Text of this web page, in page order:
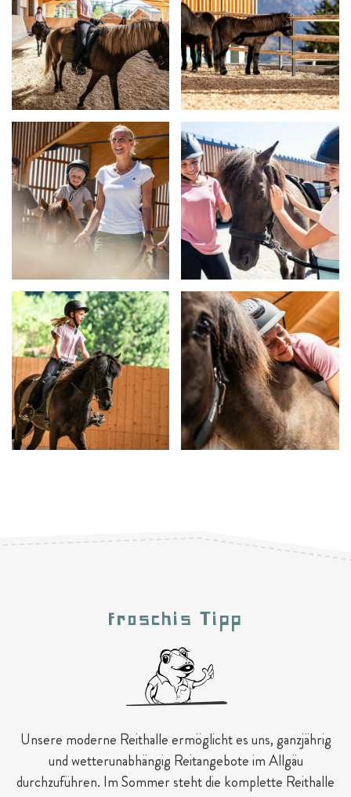
Froschis Tipp
Unsere moderne Reithalle ermöglicht es uns, ganzjährig
und wetterunabhängig Reitangebote im Allgäu
durchzuführen. Im Sommer steht die komplette Reithalle